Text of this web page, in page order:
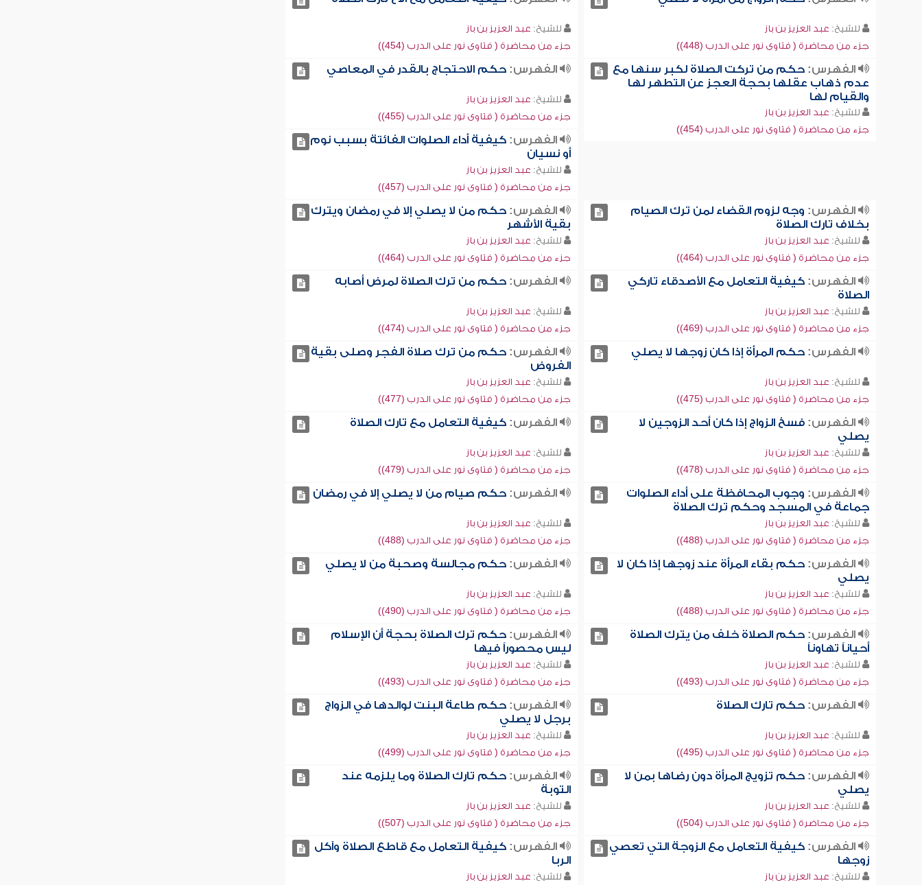
للشيخ: عبد العزيز بن باز
جزء من محاضرة ( فتاوى نور على الدرب (448))
للشيخ: عبد العزيز بن باز
جزء من محاضرة ( فتاوى نور على الدرب (454))
الفهرس:حكم من تركت الصلاة لكبر سنها مع
عدم ذهاب عقلها بحجة العجز عن التطهر لها
والقيام لها
للشيخ: عبد العزيز بن باز
جزء من محاضرة ( فتاوى نور على الدرب (454))
الفهرس: حكم الاحتجاج بالقدر في المعاصي
للشيخ: عبد العزيز بن باز
جزء من محاضرة ( فتاوى نور على الدرب (455))
الفهرس: كيفية أداء الصلوات الفائتة بسبب نوم
أو نسيان
للشيخ: عبد العزيز بن باز
جزء من محاضرة ( فتاوى نور على الدرب (457))
الفهرس: وجه لزوم القضاء لمن ترك الصيام
بخلاف تارك الصلاة
للشيخ: عبد العزيز بن باز
جزء من محاضرة ( فتاوى نور على الدرب (464))
الفهرس: حكم من لا يصلي إلا في رمضان ويترك
بقية الأشهر
للشيخ: عبد العزيز بن باز
جزء من محاضرة ( فتاوى نور على الدرب (464))
الفهرس:كيفية التعامل مع الأصدقاء تاركي
الصلاة
للشيخ: عبد العزيز بن باز
جزء من محاضرة ( فتاوى نور على الدرب (469))
الفهرس: حكم من ترك الصلاة لمرض أصابه
للشيخ: عبد العزيز بن باز
جزء من محاضرة ( فتاوى نور على الدرب (474))
الفهرس:حكم المرأة إذا كان زوجها لا يصلي
للشيخ: عبد العزيز بن باز
جزء من محاضرة ( فتاوى نور على الدرب (475))
الفهرس: حكم من ترك صلاة الفجر وصلى بقية
الفروض
للشيخ: عبد العزيز بن باز
جزء من محاضرة ( فتاوى نور على الدرب (477))
الفهرس:فسخ الزواج إذا كان أحد الزوجين لا
يصلي
للشيخ: عبد العزيز بن باز
جزء من محاضرة ( فتاوى نور على الدرب (478))
الفهرس: كيفية التعامل مع تارك الصلاة
للشيخ: عبد العزيز بن باز
جزء من محاضرة ( فتاوى نور على الدرب (479))
الفهرس: وجوب المحافظة على أداء الصلوات
جماعة في المسجد وحكم ترك الصلاة
للشيخ: عبد العزيز بن باز
جزء من محاضرة ( فتاوى نور على الدرب (488))
الفهرس: حكم صيام من لا يصلي إلا في رمضان
للشيخ: عبد العزيز بن باز
جزء من محاضرة ( فتاوى نور على الدرب (488))
الفهرس:حكم بقاء المرأة عند زوجها إذا كان لا
يصلي
للشيخ: عبد العزيز بن باز
جزء من محاضرة ( فتاوى نور على الدرب (488))
الفهرس: حكم مجالسة وصحبة من لا يصلي
للشيخ: عبد العزيز بن باز
جزء من محاضرة ( فتاوى نور على الدرب (490))
الفهرس:حكم الصلاة خلف من يترك الصلاة
أحياناً تهاوناً
للشيخ: عبد العزيز بن باز
جزء من محاضرة ( فتاوى نور على الدرب (493))
الفهرس: حكم ترك الصلاة بحجة أن الإسلام
ليس محصوراً فيها
للشيخ: عبد العزيز بن باز
جزء من محاضرة ( فتاوى نور على الدرب (493))
الفهرس:حكم تارك الصلاة
للشيخ: عبد العزيز بن باز
جزء من محاضرة ( فتاوى نور على الدرب (495))
الفهرس: حكم طاعة البنت لوالدها في الزواج
برجل لا يصلي
للشيخ: عبد العزيز بن باز
جزء من محاضرة ( فتاوى نور على الدرب (499))
الفهرس:حكم تزويج المرأة دون رضاها بمن لا
يصلي
للشيخ: عبد العزيز بن باز
جزء من محاضرة ( فتاوى نور على الدرب (504))
الفهرس: حكم تارك الصلاة وما يلزمه عند
التوبة
للشيخ: عبد العزيز بن باز
جزء من محاضرة ( فتاوى نور على الدرب (507))
الفهرس:كيفية التعامل مع الزوجة التي تعصي
زوجها
للشيخ: عبد العزيز بن باز
الفهرس: كيفية التعامل مع قاطع الصلاة وآكل
الربا
للشيخ: عبد العزيز بن باز